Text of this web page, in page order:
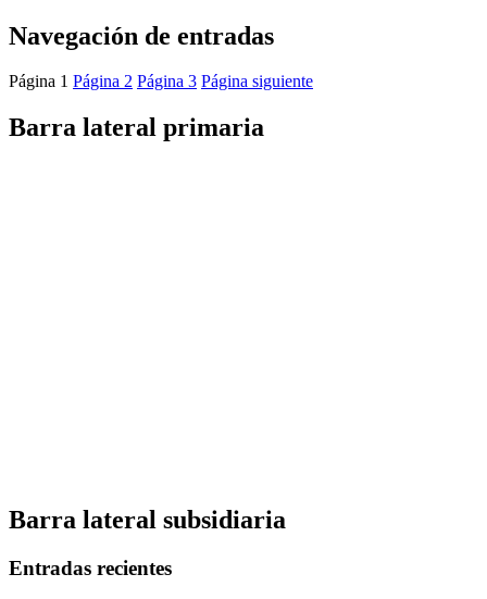
Navegación de entradas
Página 1 Página 2 Página 3 Página siguiente
Barra lateral primaria
Barra lateral subsidiaria
Entradas recientes